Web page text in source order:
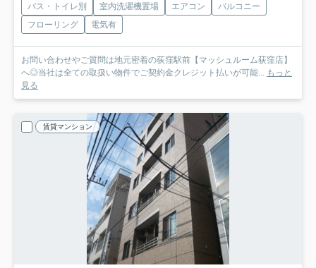
バス・トイレ別 室内洗濯機置場 エアコン
バルコニー
フローリング
電気有
お問い合わせやご質問は地元密着の荻窪駅前【マッシュルーム荻窪店】
へ◎当社は全ての取扱い物件でご契約金クレジット払いが可能...
もっと
見る
賃貸マンション